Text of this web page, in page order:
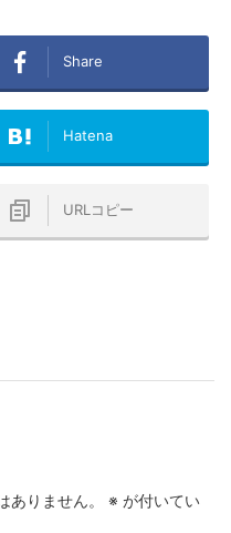
Share
Hatena
URLコピー
ありません。 ※ が付いてい